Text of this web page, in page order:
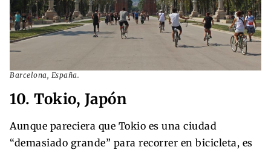
Barcelona, España.
10. Tokio, Japón
Aunque pareciera que Tokio es una ciudad
“demasiado grande” para recorrer en bicicleta, es